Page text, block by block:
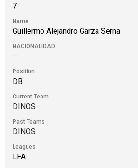
7
Name
Guillermo Alejandro Garza Serna
NACIONALIDAD
—
Position
DB
Current Team
DINOS
Past Teams
DINOS
Leagues
LFA